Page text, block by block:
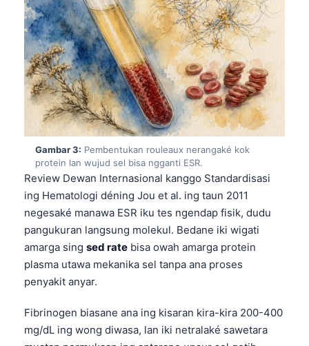
Gambar 3: Pembentukan rouleaux nerangaké kok
protein lan wujud sel bisa ngganti ESR.
Review Dewan Internasional kanggo Standardisasi
ing Hematologi déning Jou et al. ing taun 2011
negesaké manawa ESR iku tes ngendap fisik, dudu
pangukuran langsung molekul. Bedane iki wigati
amarga sing sed rate bisa owah amarga protein
plasma utawa mekanika sel tanpa ana proses
penyakit anyar.
Fibrinogen biasane ana ing kisaran kira-kira 200-400
mg/dL ing wong diwasa, lan iki netralaké sawetara